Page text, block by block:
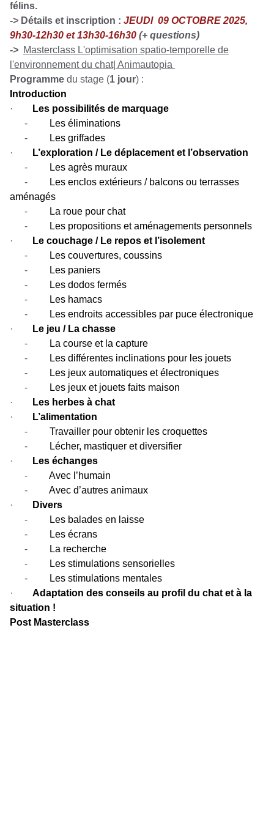
félins.
-> Détails et inscription : JEUDI 09 OCTOBRE 2025,
9h30-12h30 et 13h30-16h30 (+ questions)
-> Masterclass L'optimisation spatio-temporelle de
l'environnement du chat| Animautopia
Programme du stage (1 jour) :
Introduction
·
Les possibilités de marquage
-
Les éliminations
-
Les griffades
·
L’exploration / Le déplacement et l’observation
-
Les agrès muraux
-
Les enclos extérieurs / balcons ou terrasses
aménagés
-
La roue pour chat
-
Les propositions et aménagements personnels
·
Le couchage / Le repos et l’isolement
-
Les couvertures, coussins
-
Les paniers
-
Les dodos fermés
-
Les hamacs
-
Les endroits accessibles par puce électronique
·
Le jeu / La chasse
-
La course et la capture
-
Les différentes inclinations pour les jouets
-
Les jeux automatiques et électroniques
-
Les jeux et jouets faits maison
·
Les herbes à chat
·
L’alimentation
- Travailler pour obtenir les croquettes
-
Lécher, mastiquer et diversifier
·
Les échanges
- Avec l’humain
- Avec d’autres animaux
·
Divers
-
Les balades en laisse
-
Les écrans
-
La recherche
-
Les stimulations sensorielles
-
Les stimulations mentales
· Adaptation des conseils au profil du chat et à la
situation !
Post Masterclass